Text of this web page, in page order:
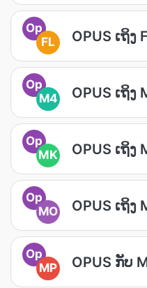
Op
FL
OPUS ເຖິງ
Op
M4
OPUS ເຖິງ
Op
MK
OPUS ເຖິງ
Op
MO
OPUS ເຖິງ
Op
MP
OPUS ກັບ